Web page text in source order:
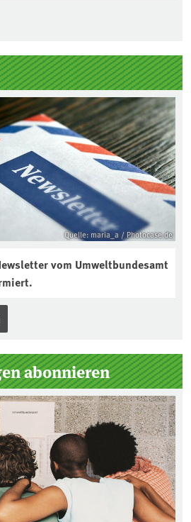
müssen
Verbraucher*innen für
– nach Ablauf der
Reparaturen zu
Preis anbieten:
Quelle: maria_a / Photocase.de
vom Umweltbundesamt
abonnieren